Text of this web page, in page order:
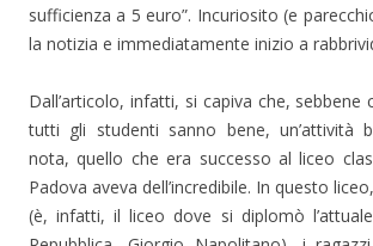
sufficienza a 5 euro”. Incuriosito (e
la notizia e immediatamente inizio a
Dall’articolo, infatti, si capiva che, sebbene
tutti gli studenti sanno bene, un’attività
nota, quello che era successo al liceo
Padova aveva dell’incredibile. In questo
(è, infatti, il liceo dove si diplomò